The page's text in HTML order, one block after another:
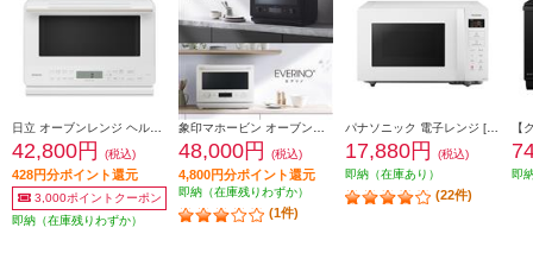
42,800円 (税込)
428円分ポイント還元
3,000ポイントクーポン
即納（在庫残りわずか）
48,000円 (税込)
4,800円分ポイント還元
即納（在庫残りわずか）
(1件)
17,880円
(税込)
即納（在庫あり）
(22件)
即